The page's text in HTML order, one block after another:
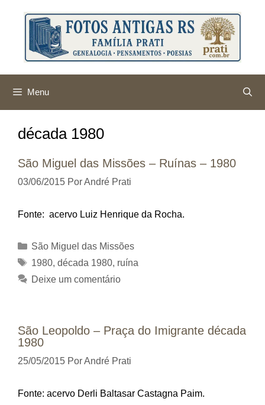
conteúdo
Menu
década 1980
São Miguel das Missões – Ruínas – 1980
03/06/2015 PorAndré Prati
Fonte: acervo Luiz Henrique da Rocha.
Categorias
São Miguel das Missões
Tags
1980, década 1980, ruína
Deixe um comentário
São Leopoldo – Praça do Imigrante década
1980
25/05/2015 PorAndré Prati
Fonte: acervo Derli Baltasar Castagna Paim.